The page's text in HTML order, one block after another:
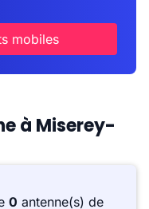
mobiles
à Miserey-
0 antenne(s) de